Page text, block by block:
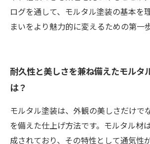
ログを通して、モルタル塗装の基本を
まいをより魅力的に変えるための第一
耐久性と美しさを兼ね備えたモルタ
は？
モルタル塗装は、外観の美しさだけで
を備えた仕上げ方法です。モルタル材
成されており、その特性として通気性